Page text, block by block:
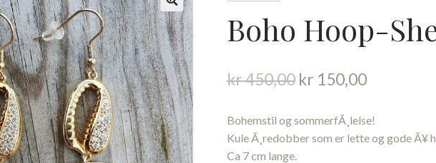
Boho Hoop-
kr450,00 Opprinnelig
var:
kr 450,00.
kr 150,00
er:
kr
Bohemstil og sommerfÃ¸lelse!
Kule Ã¸redobber som er lette og gode Ã¥
Ca 7 cm lange.